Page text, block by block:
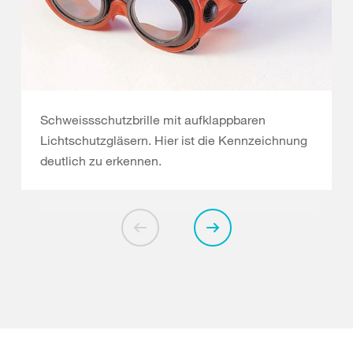
Schweissschutzbrille mit aufklappbaren
Lichtschutzgläsern. Hier ist die Kennzeichnung
deutlich zu erkennen.